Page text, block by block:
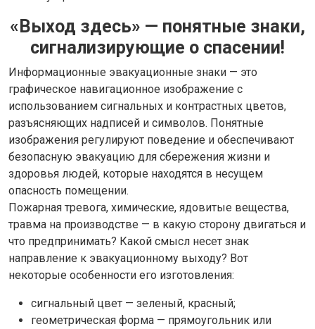
«Выход здесь» — понятные знаки,
сигнализирующие о спасении!
Информационные эвакуационные знаки — это
графическое навигационное изображение с
использованием сигнальных и контрастных цветов,
разъясняющих надписей и символов. Понятные
изображения регулируют поведение и обеспечивают
безопасную эвакуацию для сбережения жизни и
здоровья людей, которые находятся в несущем
опасность помещении.
Пожарная тревога, химические, ядовитые вещества,
травма на производстве — в какую сторону двигаться и
что предпринимать? Какой смысл несет знак
направление к эвакуационному выходу? Вот
некоторые особенности его изготовления:
сигнальный цвет — зеленый, красный;
геометрическая форма — прямоугольник или